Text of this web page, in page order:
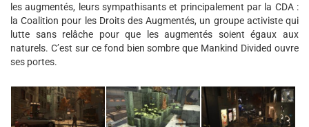
les augmentés, leurs sympathisants et principalement par la CDA :
la Coalition pour les Droits des Augmentés, un groupe activiste qui
lutte sans relâche pour que les augmentés soient égaux aux
naturels. C’est sur ce fond bien sombre que Mankind Divided ouvre
ses portes.